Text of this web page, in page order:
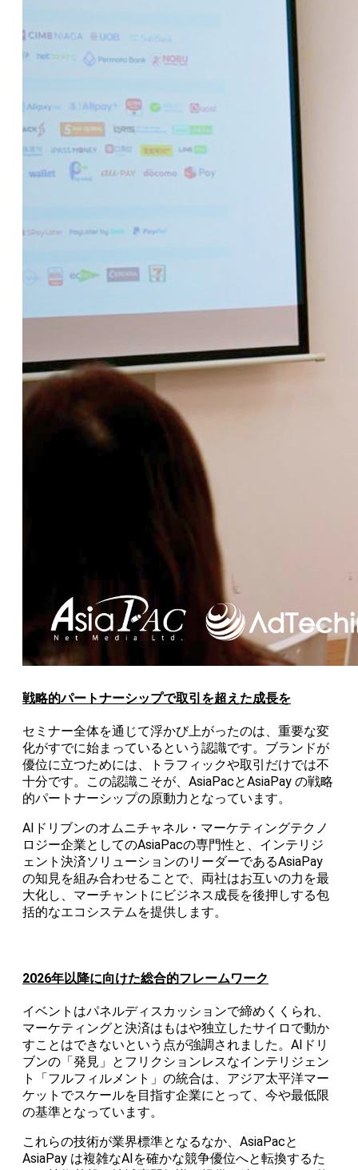
戦略的パートナーシップで取引を超えた成長を
セミナー全体を通じて浮かび上がったのは、重要な変
化がすでに始まっているという認識です。ブランドが
優位に立つためには、トラフィックや取引だけでは不
十分です。この認識こそが、AsiaPacとAsiaPay の戦略
的パートナーシップの原動力となっています。
AIドリブンのオムニチャネル・マーケティングテクノ
ロジー企業としてのAsiaPacの専門性と、インテリジ
ェント決済ソリューションのリーダーであるAsiaPay
の知見を組み合わせることで、両社はお互いの力を最
大化し、マーチャントにビジネス成長を後押しする包
括的なエコシステムを提供します。
2026年以降に向けた総合的フレームワーク
イベントはパネルディスカッションで締めくくられ、
マーケティングと決済はもはや独立したサイロで動か
すことはできないという点が強調されました。AIドリ
ブンの「発見」とフリクションレスなインテリジェン
ト「フルフィルメント」の統合は、アジア太平洋マー
ケットでスケールを目指す企業にとって、今や最低限
の基準となっています。
これらの技術が業界標準となるなか、AsiaPacと
AsiaPay は複雑なAIを確かな競争優位へと転換するた